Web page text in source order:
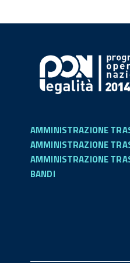
AMMINISTRAZIONE
AMMINISTRAZIONE
AMMINISTRAZIONE
BANDI